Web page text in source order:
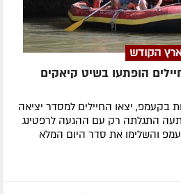
הקודש
הופתעו בשיט קיאקים
בקעמפ, יצאו החיילים למסדר יציאה
התגלתה רק עם ההגעה לרפטינג
והשלימו את סדר היום המלא